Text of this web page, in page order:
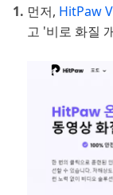
먼저, HitPaw
고 '비로 화질